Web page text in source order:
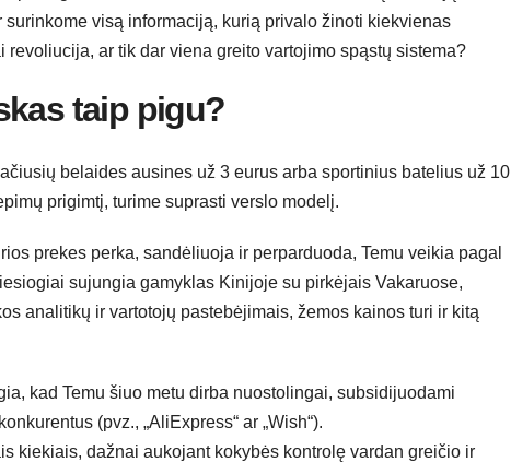
visą informaciją, kurią privalo žinoti kiekvienas
revoliucija, ar tik dar viena greito vartojimo spąstų sistema?
taip pigu?
belaides ausines už 3 eurus arba sportinius batelius už 10
prigimtį, turime suprasti verslo modelį.
prekes perka, sandėliuoja ir perparduoda, Temu veikia pagal
sujungia gamyklas Kinijoje su pirkėjais Vakaruose,
analitikų ir vartotojų pastebėjimais, žemos kainos turi ir kitą
kad Temu šiuo metu dirba nuostolingai, subsidijuodami
(pvz., „AliExpress“ ar „Wish“).
kiekiais, dažnai aukojant kokybės kontrolę vardan greičio ir